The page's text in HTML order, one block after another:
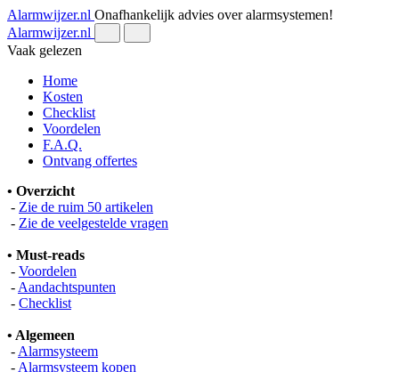
Alarmwijzer.nl Onafhankelijk advies over alarmsystemen!
Alarmwijzer.nl
Vaak gelezen
Home
Kosten
Checklist
Voordelen
F.A.Q.
Ontvang offertes
• Overzicht
- Zie de ruim 50 artikelen
- Zie de veelgestelde vragen
• Must-reads
- Voordelen
- Aandachtspunten
- Checklist
• Algemeen
- Alarmsysteem
- Alarmsysteem kopen